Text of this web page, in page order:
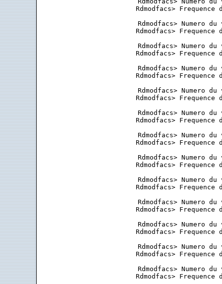
Rdmodfacs>
Rdmodfacs> Numero
Rdmodfacs>
Rdmodfacs> Numero
Rdmodfacs>
Rdmodfacs> Numero
Rdmodfacs>
Rdmodfacs> Numero
Rdmodfacs>
Rdmodfacs> Numero
Rdmodfacs>
Rdmodfacs> Numero
Rdmodfacs>
Rdmodfacs> Numero
Rdmodfacs>
Rdmodfacs> Numero
Rdmodfacs>
Rdmodfacs> Numero
Rdmodfacs>
Rdmodfacs> Numero
Rdmodfacs>
Rdmodfacs> Numero
Rdmodfacs>
Rdmodfacs> Numero
Rdmodfacs>